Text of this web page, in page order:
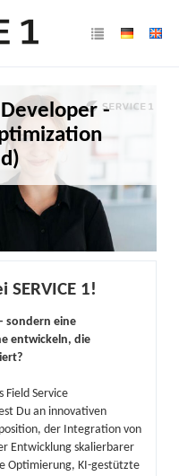
-
1!
sondern eine
entwickeln, die
Field Service
Du an innovativen
der Integration von
Entwicklung skalierbarer
Optimierung, KI-gestützte